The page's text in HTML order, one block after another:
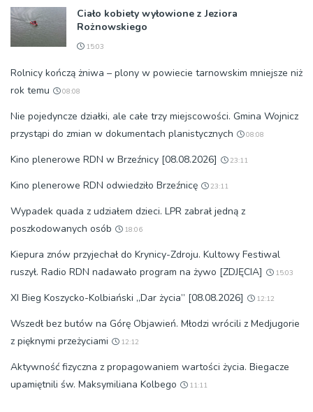
Ciało kobiety wyłowione z Jeziora
Rożnowskiego
15:03
Rolnicy kończą żniwa – plony w powiecie tarnowskim mniejsze niż
rok temu
08:08
Nie pojedyncze działki, ale całe trzy miejscowości. Gmina Wojnicz
przystąpi do zmian w dokumentach planistycznych
08:08
Kino plenerowe RDN w Brzeźnicy [08.08.2026] 23:11
Kino plenerowe RDN odwiedziło Brzeźnicę 23:11
Wypadek quada z udziałem dzieci. LPR zabrał jedną z
poszkodowanych osób
18:06
Kiepura znów przyjechał do Krynicy-Zdroju. Kultowy Festiwal
ruszył. Radio RDN nadawało program na żywo [ZDJĘCIA]
15:03
XI Bieg Koszycko-Kolbiański „Dar życia” [08.08.2026] 12:12
Wszedł bez butów na Górę Objawień. Młodzi wrócili z Medjugorie
z pięknymi przeżyciami
12:12
Aktywność fizyczna z propagowaniem wartości życia. Biegacze
upamiętnili św. Maksymiliana Kolbego
11:11